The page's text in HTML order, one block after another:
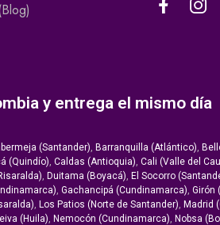
y entrega el mismo día
(Santander), Barranquilla (Atlántico),
(Quindío), Caldas (Antioquia), Cali (Valle del
, Duitama (Boyacá), El Socorro
, Gachancipá (Cundinamarca), Girón
, Los Patios (Norte de Santander), Madrid
(Huila), Nemocón (Cundinamarca), Nobsa